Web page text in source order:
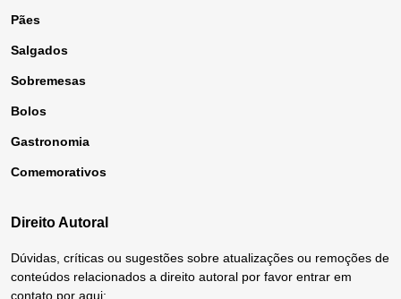
Pães
Salgados
Sobremesas
Bolos
Gastronomia
Comemorativos
Direito Autoral
Dúvidas, críticas ou sugestões sobre atualizações ou remoções de
conteúdos relacionados a direito autoral por favor entrar em
contato por aqui: